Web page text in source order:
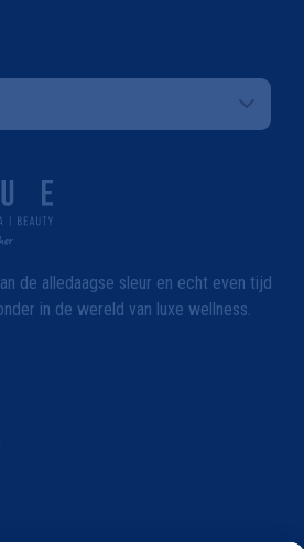
de alledaagse sleur en echt even tijd
in de wereld van luxe wellness.